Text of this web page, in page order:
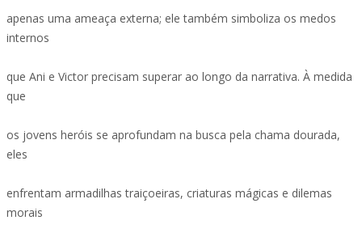
apenas uma ameaça externa; ele também simboliza os medos
internos
que Ani e Victor precisam superar ao longo da narrativa. À medida
que
os jovens heróis se aprofundam na busca pela chama dourada,
eles
enfrentam armadilhas traiçoeiras, criaturas mágicas e dilemas
morais